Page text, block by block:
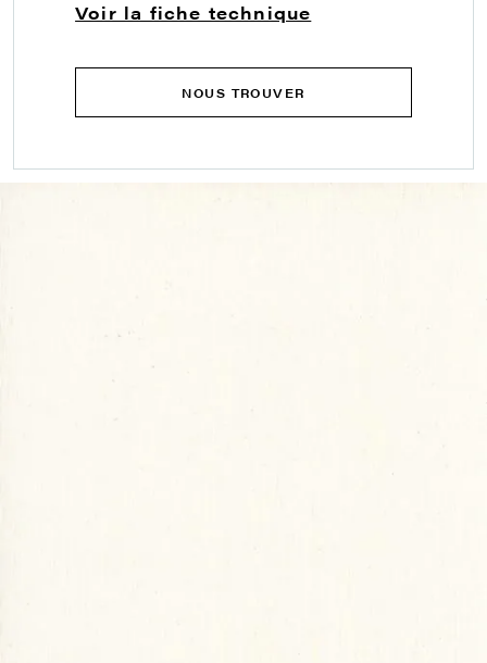
Voir la fiche technique
NOUS TROUVER